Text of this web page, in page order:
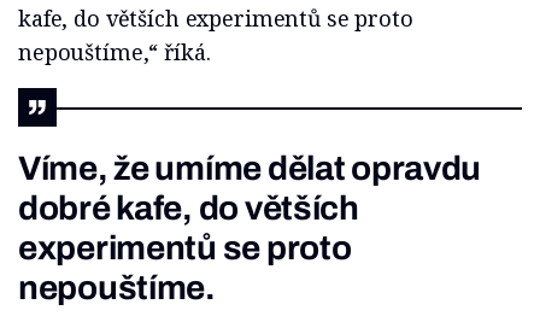
kafe, do větších experimentů se proto
nepouštíme,“ říká.
Víme, že umíme dělat opravdu
dobré kafe, do větších
experimentů se proto
nepouštíme.